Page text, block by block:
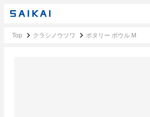
Top クラシノウツワ ポタリー ボウル M